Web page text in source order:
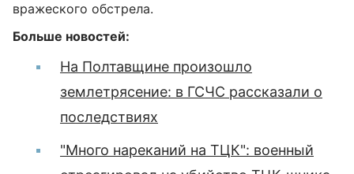
вражеского обстрела.
Больше новостей:
На Полтавщине произошло
землетрясение: в ГСЧС рассказали о
последствиях
"Много нареканий на ТЦК": военный